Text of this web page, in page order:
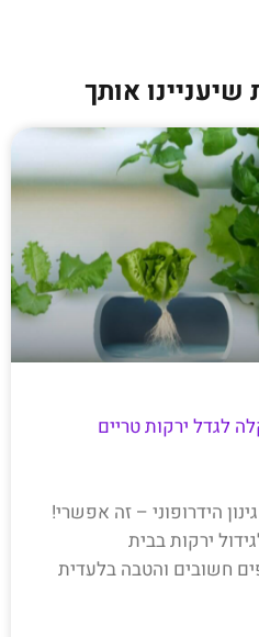
אותך
לגדל ירקות טריים
הידרופוני – זה אפשרי!
ירקות בבית
חשובים והטבה בלעדית